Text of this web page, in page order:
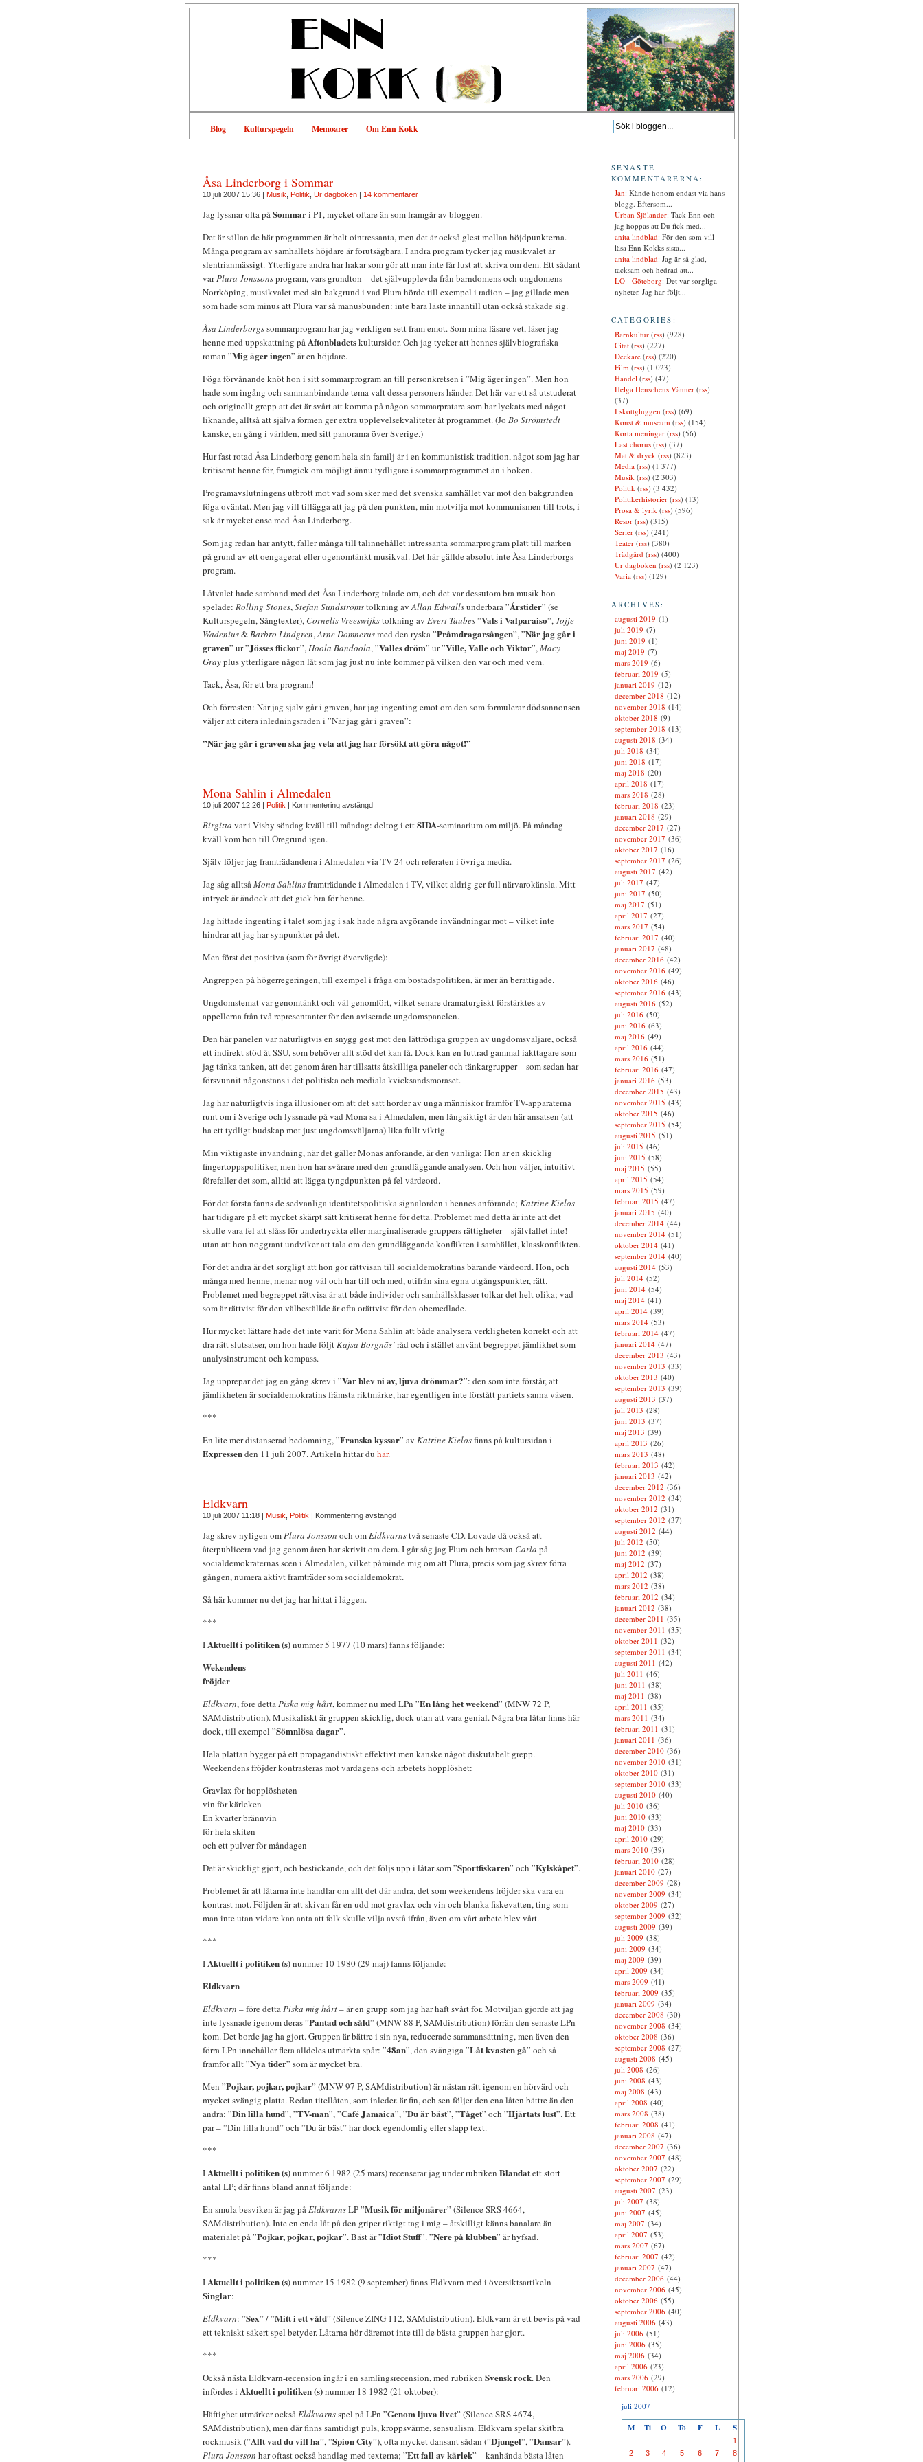
Blog Kulturspegeln Memoarer Om Enn Kokk
Åsa Linderborg i Sommar
10 juli 2007 15:36 | Musik Politik Ur dagboken| 14 kommentarer
Jag lyssnar ofta påSommari P1, mycket oftare än som framgår av bloggen.
Det är sällan de här programmen är helt ointressanta, men det är också glest mellan höjdpunkterna.
Många program av samhällets höjdare är förutsägbara. I andra program tycker jag musikvalet är
slentrianmässigt. Ytterligare andra har hakar som gör att man inte får lust att skriva om dem. Ett sådant
varPlura Jonssonsprogram, vars grundton – det självupplevda från barndomens och ungdomens
Norrköping, musikvalet med sin bakgrund i vad Plura hörde till exempel i radion – jag gillade men
som hade som minus att Plura var så manusbunden: inte bara läste innantill utan också stakade sig.
Åsa Linderborgssommarprogram har jag verkligen sett fram emot. Som mina läsare vet, läser jag
henne med uppskattning påAftonbladetskultursidor. Och jag tycker att hennes självbiografiska
roman ”Mig äger ingen” är en höjdare.
Föga förvånande knöt hon i sitt sommarprogram an till personkretsen i ”Mig äger ingen”. Men hon
hade som ingång och sammanbindande tema valt dessa personers händer. Det här var ett så utstuderat
och originellt grepp att det är svårt att komma på någon sommarpratare som har lyckats med något
liknande, alltså att själva formen ger extra upplevelsekvaliteter åt programmet. (Jo Bo Strömstedt
kanske, en gång i världen, med sitt panorama över Sverige.)
Hur fast rotad Åsa Linderborg genom hela sin familj är i en kommunistisk tradition, något som jag har
kritiserat henne för, framgick om möjligt ännu tydligare i sommarprogrammet än i boken.
Programavslutningens utbrott mot vad som sker med det svenska samhället var mot den bakgrunden
föga oväntat. Men jag vill tillägga att jag på den punkten, min motvilja mot kommunismen till trots, i
sak är mycket ense med Åsa Linderborg.
Som jag redan har antytt, faller många till talinnehållet intressanta sommarprogram platt till marken
på grund av ett oengagerat eller ogenomtänkt musikval. Det här gällde absolut inte Åsa Linderborgs
program.
Låtvalet hade samband med det Åsa Linderborg talade om, och det var dessutom bra musik hon
spelade: Rolling Stones,Stefan Sundströmstolkning avAllan Edwallsunderbara ”Årstider” (se
Kulturspegeln, Sångtexter), Cornelis Vreeswijkstolkning av Evert Taubes”Vals i Valparaiso”,Jojje
Wadenius&Barbro Lindgren,Arne Domnerusmed den ryska ”Pråmdragarsången”, ”När jag går i
graven” ur ”Jösses flickor”,Hoola Bandoola, ”Valles dröm” ur ”Ville, Valle och Viktor”,Macy
Grayplus ytterligare någon låt som jag just nu inte kommer på vilken den var och med vem.
Tack, Åsa, för ett bra program!
Och förresten: När jag själv går i graven, har jag ingenting emot om den som formulerar dödsannonsen
väljer att citera inledningsraden i ”När jag går i graven”:
”När jag går i graven ska jag veta att jag har försökt att göra något!”
Mona Sahlin i Almedalen
10 juli 2007 12:26 | Politik | Kommentering avstängd
Birgitta var i Visby söndag kväll till måndag: deltog i ettSIDA-seminarium om miljö. På måndag
kväll kom hon till Öregrund igen.
Själv följer jag framträdandena i Almedalen via TV 24 och referaten i övriga media.
Jag såg alltsåMona Sahlinsframträdande i Almedalen i TV, vilket aldrig ger full närvarokänsla. Mitt
intryck är ändock att det gick bra för henne.
Jag hittade ingenting i talet som jag i sak hade några avgörande invändningar mot – vilket inte
hindrar att jag har synpunkter på det.
Men först det positiva (som för övrigt övervägde):
Angreppen på högerregeringen, till exempel i fråga om bostadspolitiken, är mer än berättigade.
Ungdomstemat var genomtänkt och väl genomfört, vilket senare dramaturgiskt förstärktes av
appellerna från två representanter för den aviserade ungdomspanelen.
Den här panelen var naturligtvis en snygg gest mot den lättrörliga gruppen av ungdomsväljare, också
ett indirekt stöd åt SSU, som behöver allt stöd det kan få. Dock kan en luttrad gammal iakttagare som
jag tänka tanken, att det genom åren har tillsatts åtskilliga paneler och tänkargrupper – som sedan har
försvunnit någonstans i det politiska och mediala kvicksandsmoraset.
Jag har naturligtvis inga illusioner om att det satt horder av unga människor framför TV-apparaterna
runt om i Sverige och lyssnade på vad Mona sa i Almedalen, men långsiktigt är den här ansatsen (att
ha ett tydligt budskap mot just ungdomsväljarna) lika fullt viktig.
Min viktigaste invändning, när det gäller Monas anförande, är den vanliga: Hon är en skicklig
fingertoppspolitiker, men hon har svårare med den grundläggande analysen. Och hon väljer, intuitivt
förefaller det som, alltid att lägga tyngdpunkten på fel värdeord.
För det första fanns de sedvanliga identitetspolitiska signalorden i hennes anförande; Katrine Kielos
har tidigare på ett mycket skärpt sätt kritiserat henne för detta. Problemet med detta är inte att det
skulle vara fel att slåss för undertryckta eller marginaliserade gruppers rättigheter – självfallet inte! –
utan att hon noggrant undviker att tala om den grundläggande konflikten i samhället, klasskonflikten.
För det andra är det sorgligt att hon gör rättvisan till socialdemokratins bärande värdeord. Hon, och
många med henne, menar nog väl och har till och med, utifrån sina egna utgångspunkter, rätt.
Problemet med begreppet rättvisa är att både individer och samhällsklasser tolkar det helt olika; vad
som är rättvist för den välbeställde är ofta orättvist för den obemedlade.
Hur mycket lättare hade det inte varit för Mona Sahlin att både analysera verkligheten korrekt och att
dra rätt slutsatser, om hon hade följtKajsa Borgnäs’råd och i stället använt begreppet jämlikhet som
analysinstrument och kompass.
Jag upprepar det jag en gång skrev i ”Var blev ni av, ljuva drömmar?”: den som inte förstår, att
jämlikheten är socialdemokratins främsta riktmärke, har egentligen inte förstått partiets sanna väsen.
***
En lite mer distanserad bedömning, ”Franska kyssar” av Katrine Kielosfinns på kultursidan i
Expressenden 11 juli 2007. Artikeln hittar du här.
Eldkvarn
10 juli 2007 11:18 | Musik Politik | Kommentering avstängd
Jag skrev nyligen omPlura Jonsson och omEldkvarnstvå senaste CD. Lovade då också att
återpublicera vad jag genom åren har skrivit om dem. I går såg jag Plura och brorsan Carla på
socialdemokraternas scen i Almedalen, vilket påminde mig om att Plura, precis som jag skrev förra
gången, numera aktivt framträder som socialdemokrat.
Så här kommer nu det jag har hittat i läggen.
***
IAktuellt i politiken (s)nummer 5 1977 (10 mars) fanns följande:
Wekendens
fröjder
Eldkvarn, före dettaPiska mig hårt, kommer nu med LPn ”En lång het weekend” (MNW 72 P,
SAMdistribution). Musikaliskt är gruppen skicklig, dock utan att vara genial. Några bra låtar finns här
dock, till exempel ”Sömnlösa dagar”.
Hela plattan bygger på ett propagandistiskt effektivt men kanske något diskutabelt grepp.
Weekendens fröjder kontrasteras mot vardagens och arbetets hopplöshet:
Gravlax för hopplösheten
vin för kärleken
En kvarter brännvin
för hela skiten
och ett pulver för måndagen
Det är skickligt gjort, och bestickande, och det följs upp i låtar som ”Sportfiskaren” och ”Kylskåpet”.
Problemet är att låtarna inte handlar om allt det där andra, det som weekendens fröjder ska vara en
kontrast mot. Följden är att skivan får en udd mot gravlax och vin och blanka fiskevatten, ting som
man inte utan vidare kan anta att folk skulle vilja avstå ifrån, även om vårt arbete blev vårt.
***
IAktuellt i politiken (s)nummer 10 1980 (29 maj) fanns följande:
Eldkvarn
Eldkvarn – före dettaPiska mig hårt– är en grupp som jag har haft svårt för. Motviljan gjorde att jag
inte lyssnade igenom deras ”Pantad och såld” (MNW 88 P, SAMdistribution) förrän den senaste LPn
kom. Det borde jag ha gjort. Gruppen är bättre i sin nya, reducerade sammansättning, men även den
förra LPn innehåller flera alldeles utmärkta spår: ”48an”, den svängiga ”Låt kvasten gå” och så
framför allt ”Nya tider” som är mycket bra.
Men ”Pojkar, pojkar, pojkar” (MNW 97 P, SAMdistribution) är nästan rätt igenom en hörvärd och
mycket svängig platta. Redan titellåten, som inleder. är fin, och sen följer den ena låten bättre än den
andra: ”Din lilla hund”, ”TV-man”, ”Café Jamaica”, ”Du är bäst”, ”Tåget” och ”Hjärtats lust”. Ett
par – ”Din lilla hund” och ”Du är bäst” har dock egendomlig eller slapp text.
***
IAktuellt i politiken (s)nummer 6 1982 (25 mars) recenserar jag under rubriken Blandatett stort
antal LP; där finns bland annat följande:
En smula besviken är jag påEldkvarnsLP ”Musik för miljonärer” (Silence SRS 4664,
SAMdistribution). Inte en enda låt på den griper riktigt tag i mig – åtskilligt känns banalare än
materialet på ”Pojkar, pojkar, pojkar”. Bäst är ”Idiot Stuff”. ”Nere på klubben” är hyfsad.
***
IAktuellt i politiken (s)nummer 15 1982 (9 september) finns Eldkvarn med i översiktsartikeln
Singlar:
Eldkvarn: ”Sex” / ”Mitt i ett våld” (Silence ZING 112, SAMdistribution). Eldkvarn är ett bevis på vad
ett tekniskt säkert spel betyder. Låtarna hör däremot inte till de bästa gruppen har gjort.
***
Också nästa Eldkvarn-recension ingår i en samlingsrecension, med rubriken Svensk rock. Den
infördes i Aktuellt i politiken (s)nummer 18 1982 (21 oktober):
Häftighet utmärker ocksåEldkvarnsspel på LPn ”Genom ljuva livet” (Silence SRS 4674,
SAMdistribution), men där finns samtidigt puls, kroppsvärme, sensualism. Eldkvarn spelar skitbra
rockmusik (”Allt vad du vill ha”, ”Spion City”), ofta mycket dansant sådan (”Djungel”, ”Dansar”).
Plura Jonsson har oftast också handlag med texterna; ”Ett fall av kärlek” – kanhända bästa låten –
SENASTE
KOMMENTARERNA:
Jan: Kände honom endast via hans
blogg. Eftersom...
Urban Sjölander: Tack Enn och
jag hoppas att Du fick med...
anita lindblad: För den som vill
läsa Enn Kokks sista...
anita lindblad: Jag är så glad,
tacksam och hedrad att...
LO - Göteborg: Det var sorgliga
nyheter. Jag har följt...
CATEGORIES:
Barnkultur(rss) (928)
Citat(rss) (227)
Deckare(rss) (220)
Film(rss) (1 023)
Handel(rss) (47)
Helga Henschens Vänner(rss)
(37)
I skottgluggen (rss) (69)
Konst & museum(rss) (154)
Korta meningar(rss) (56)
Last chorus(rss) (37)
Mat & dryck(rss) (823)
Media(rss) (1 377)
Musik(rss) (2 303)
Politik(rss) (3 432)
Politikerhistorier(rss) (13)
Prosa & lyrik(rss) (596)
Resor(rss) (315)
Serier(rss) (241)
Teater(rss) (380)
Trädgård(rss) (400)
Ur dagboken (rss) (2 123)
Varia(rss) (129)
ARCHIVES:
augusti 2019 (1)
juli 2019 (7)
juni 2019 (1)
maj 2019 (7)
mars 2019 (6)
februari 2019 (5)
januari 2019 (12)
december 2018 (12)
november 2018 (14)
oktober 2018 (9)
september 2018 (13)
augusti 2018 (34)
juli 2018 (34)
juni 2018 (17)
maj 2018 (20)
april 2018 (17)
mars 2018 (28)
februari 2018 (23)
januari 2018 (29)
december 2017 (27)
november 2017 (36)
oktober 2017 (16)
september 2017 (26)
augusti 2017 (42)
juli 2017 (47)
juni 2017 (50)
maj 2017 (51)
april 2017 (27)
mars 2017 (54)
februari 2017 (40)
januari 2017 (48)
december 2016(42)
november 2016(49)
oktober 2016(46)
september 2016(43)
augusti 2016(52)
juli 2016(50)
juni 2016(63)
maj 2016(49)
april 2016(44)
mars 2016(51)
februari 2016(47)
januari 2016(53)
december 2015 (43)
november 2015 (43)
oktober 2015 (46)
september 2015 (54)
augusti 2015 (51)
juli 2015 (46)
juni 2015 (58)
maj 2015 (55)
april 2015 (54)
mars 2015 (59)
februari 2015 (47)
januari 2015 (40)
december 2014(44)
november 2014(51)
oktober 2014(41)
september 2014(40)
augusti 2014(53)
juli 2014(52)
juni 2014(54)
maj 2014(41)
april 2014(39)
mars 2014(53)
februari 2014(47)
januari 2014(47)
december 2013 (43)
november 2013 (33)
oktober 2013 (40)
september 2013 (39)
augusti 2013 (37)
juli 2013 (28)
juni 2013 (37)
maj 2013 (39)
april 2013 (26)
mars 2013 (48)
februari 2013 (42)
januari 2013 (42)
december 2012 (36)
november 2012 (34)
oktober 2012 (31)
september 2012 (37)
augusti 2012 (44)
juli 2012 (50)
juni 2012 (39)
maj 2012 (37)
april 2012 (38)
mars 2012 (38)
februari 2012 (34)
januari 2012 (38)
december 2011 (35)
november 2011 (35)
oktober 2011 (32)
september 2011 (34)
augusti 2011 (42)
juli 2011 (46)
juni 2011 (38)
maj 2011 (38)
april 2011 (35)
mars 2011 (34)
februari 2011 (31)
januari 2011 (36)
december 2010(36)
november 2010(31)
oktober 2010(31)
september 2010(33)
augusti 2010(40)
juli 2010(36)
juni 2010(33)
maj 2010(33)
april 2010(29)
mars 2010(39)
februari 2010(28)
januari 2010(27)
december 2009 (28)
november 2009 (34)
oktober 2009 (27)
september 2009 (32)
augusti 2009 (39)
juli 2009 (38)
juni 2009 (34)
maj 2009 (39)
april 2009 (34)
mars 2009 (41)
februari 2009 (35)
januari 2009 (34)
december 2008 (30)
november 2008 (34)
oktober 2008 (36)
september 2008 (27)
augusti 2008 (45)
juli 2008 (26)
juni 2008 (43)
maj 2008 (43)
april 2008 (40)
mars 2008 (38)
februari 2008 (41)
januari 2008 (47)
december 2007 (36)
november 2007 (48)
oktober 2007 (22)
september 2007 (29)
augusti 2007 (23)
juli 2007 (38)
juni 2007 (45)
maj 2007 (34)
april 2007 (53)
mars 2007 (67)
februari 2007 (42)
januari 2007 (47)
december 2006(44)
november 2006(45)
oktober 2006(55)
september 2006(40)
augusti 2006(43)
juli 2006(51)
juni 2006(35)
maj 2006(34)
april 2006(23)
mars 2006(29)
februari 2006(12)
juli 2007
M Ti O To F L S
1
2
3 4 5 6 7
8